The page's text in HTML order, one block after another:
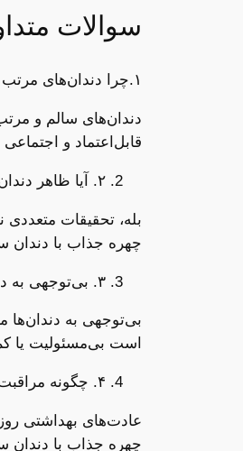
سوالات
۱.چرا دندان‌های مرتب و سفید در روابط اجتماعی این‌قدر مهم هستند؟
دندان‌های سالم و
قابل‌اعتماد و
۲. آیا ظاهر دندان‌ها واقعاً بر موفقیت شغلی تأثیر دارد؟
بله، تحقیقات متعددی
چهره جذاب با دندان
۳. بی‌توجهی به دندان‌ها چه پیامی درباره شخصیت فرد منتقل می‌کند؟
بی‌توجهی به دندان‌ها
است بی‌مسئولیت یا
۴. چگونه مراقبت روزانه از دندان‌ها بر ذهنیت خود فرد اثر می‌گذارد؟
عادت‌های بهداشتی
چهره جذاب با دندان